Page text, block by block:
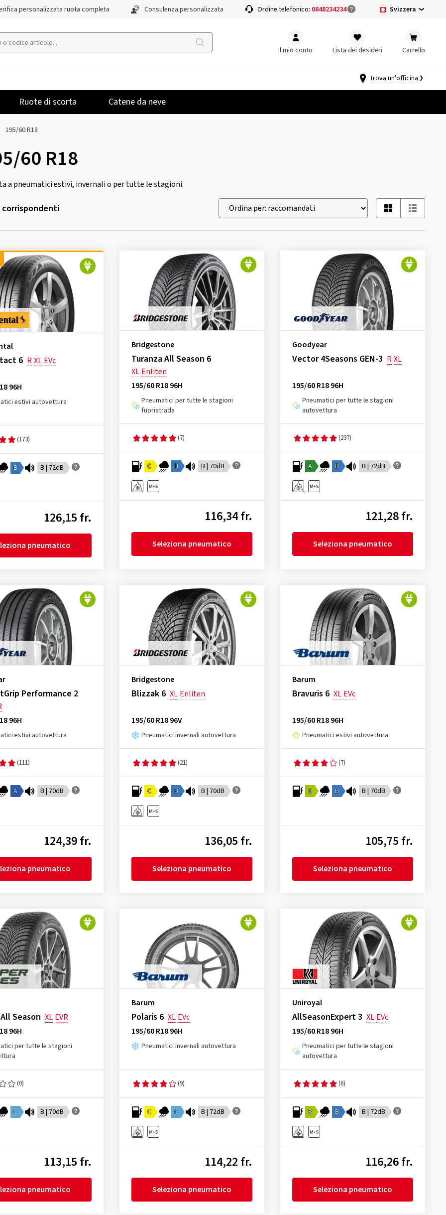
personalizzata ruota completa Consulenza personalizzata Ordine telefonico: 0848234234 Svizzera
Il mio conto Lista dei desideri Carrello
Ruote di scorta Catene da neve
Trova un'officina
195/60 R18
60 R18
pneumatici estivi, invernali o per tutte le stagioni.
6 RXL EVc
96H
estivi autovettura
(173)
B B | 72dB
126,15 fr.
pneumatico
Bridgestone
Turanza All Season 6
XL Enliten
195/60 R18 96H
Pneumatici per tutte le stagioni
fuoristrada
(7)
C B B | 70dB
116,34 fr.
Seleziona pneumatico
Goodyear
Vector 4Seasons GEN-3 RXL
195/60 R18 96H
Pneumatici per tutte le stagioni
autovettura
(237)
A B B | 72dB
121,28 fr.
Seleziona pneumatico
Performance 2
96H
estivi autovettura
(111)
A B | 70dB
124,39 fr.
pneumatico
Bridgestone
Blizzak 6 XL Enliten
195/60 R18 96V
Pneumatici invernali autovettura
(21)
C B B | 70dB
136,05 fr.
Seleziona pneumatico
Barum
Bravuris 6 XL EVc
195/60 R18 96H
Pneumatici estivi autovettura
(7)
B B B | 70dB
105,75 fr.
Seleziona pneumatico
Season XL EVR
96H
per tutte le stagioni
(0)
C B | 70dB
113,15 fr.
pneumatico
Barum
Polaris 6 XL EVc
195/60 R18 96H
Pneumatici invernali autovettura
(9)
C C B | 72dB
114,22 fr.
Seleziona pneumatico
Uniroyal
AllSeasonExpert 3 XL EVc
195/60 R18 96H
Pneumatici per tutte le stagioni
autovettura
(6)
B B B | 72dB
116,26 fr.
Seleziona pneumatico